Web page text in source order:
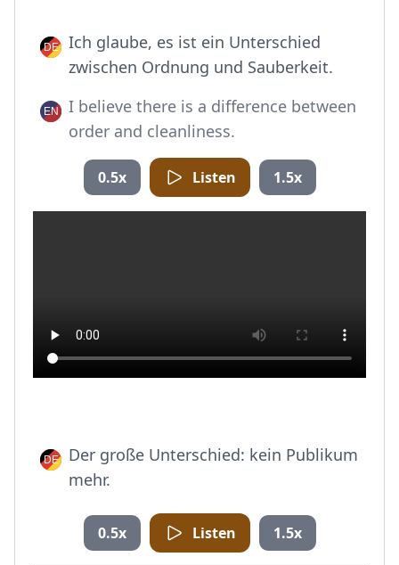
Ich glaube, es ist ein Unterschied
zwischen Ordnung und Sauberkeit.
I believe there is a difference between
order and cleanliness.
0.5x Listen 1.5x
Der große Unterschied: kein Publikum
mehr.
0.5x Listen 1.5x